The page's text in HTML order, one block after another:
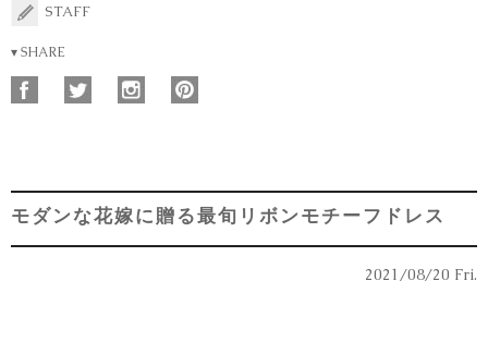
STAFF
▾ SHARE
モダンな花嫁に贈る最旬リボンモチーフドレス
2021/08/20 Fri.